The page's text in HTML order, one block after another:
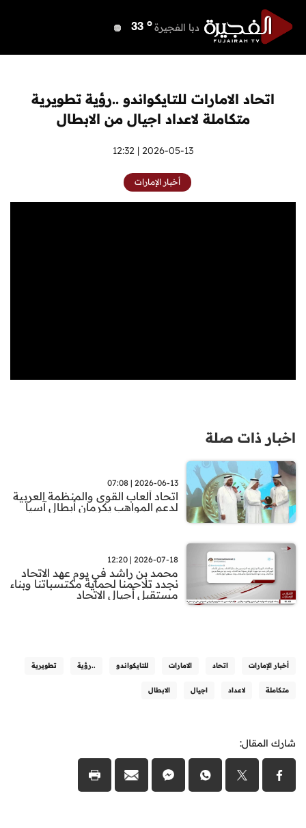
دبا الفجيرة 33 o
أم القيوين o
راس الخيمة 33 o
الفجيرة 33 o
اتحاد الامارات للتايكواندو ..رؤية تطويرية
متكاملة لاعداد اجيال من الابطال
2026-05-13 | 12:32
أخبار الإمارات
اخبار ذات صلة
2026-06-13 | 07:08
اتحاد ألعاب القوى والمنظمة العربية
لدعم المواهب يكرمان أبطال آسيا
2026-07-18 | 12:20
محمد بن راشد في يوم عهد الاتحاد
نجدد تلاحمنا لحماية مكتسباتنا وبناء
مستقبل أجيال الاتحاد
أخبار الإمارات اتحاد الامارات للتايكواندو ..رؤية تطويرية
متكاملة لاعداد اجيال الابطال
شارك المقال: